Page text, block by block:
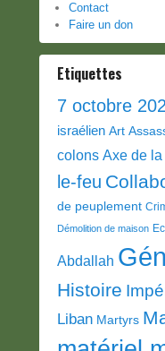
Contact
Faire un don
Etiquettes
7 octobre
israélien Art
colons Axe de
le-feu
de peuplement
Démolition de maison
Abdallah
Histoire
Liban Martyrs